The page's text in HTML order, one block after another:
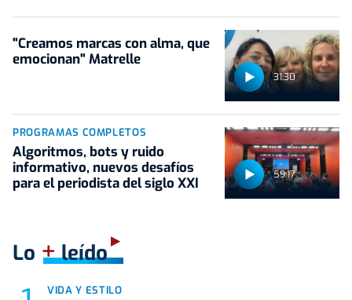
31:30
"Creamos marcas con alma, que
emocionan" Matrelle
59:17
PROGRAMAS COMPLETOS
Algoritmos, bots y ruido
informativo, nuevos desafíos
para el periodista del siglo XXI
Lo +leído
VIDA Y ESTILO